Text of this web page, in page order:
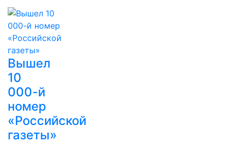
Вышел
10
000-й
номер
«Российской
газеты»